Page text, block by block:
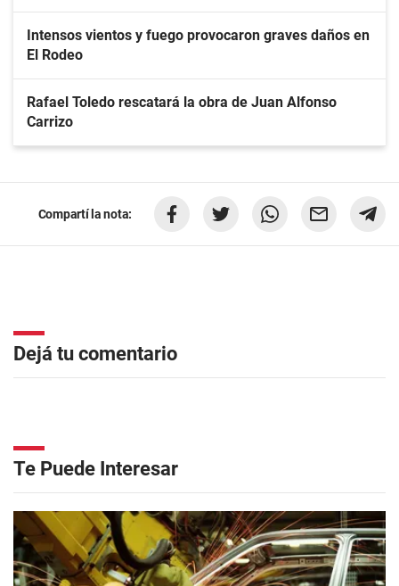
Intensos vientos y fuego provocaron graves daños en
El Rodeo
Rafael Toledo rescatará la obra de Juan Alfonso
Carrizo
Compartí la nota:
Dejá tu comentario
Te Puede Interesar